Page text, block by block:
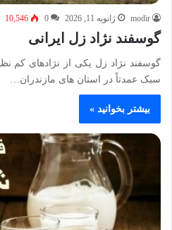
modir ژانویه 11, 2026 0
10,546
گوسفند نژاد زل ایرانی
گوسفند نژاد زل یکی از نژادهای کم‌
سبک عمدتاً در استان‌ های مازندران…
بیشتر بخوانید »